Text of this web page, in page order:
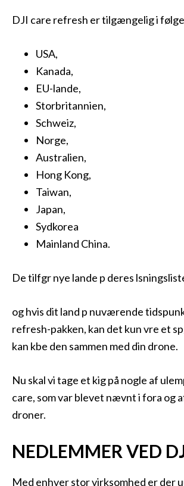
DJI care refresh er tilgængelig i
USA,
Kanada,
EU-lande,
Storbritannien,
Schweiz,
Norge,
Australien,
Hong Kong,
Taiwan,
Japan,
Sydkorea
Mainland China.
De tilfgr nye lande p deres
og hvis dit land p nuværende
refresh-pakken, kan det kun vre et
kan kbe den sammen med din drone.
Nu skal vi tage et kig på nogle af
care, som var blevet nævnt i fora og
droner.
NEDLEMMER VED
Med enhver stor virksomhed er der